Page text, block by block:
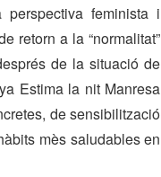
feminista i
retorn a la “normalitat”
de la situació de
Estima la nit Manresa
de sensibilització
mès saludables en